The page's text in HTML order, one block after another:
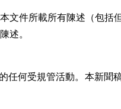
文件所載所有陳述（包括
述。
任何受規管活動。本新聞